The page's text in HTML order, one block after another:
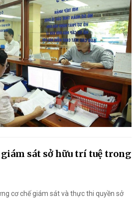
sát sở hữu trí tuệ trong
cơ chế giám sát và thực thi quyền sở